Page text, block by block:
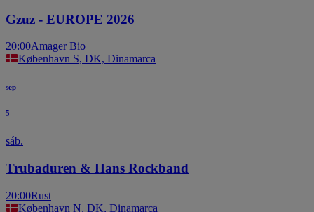
Gzuz - EUROPE 2026
20:00Amager Bio
København S, DK, Dinamarca
sep
5
sáb.
Trubaduren & Hans Rockband
20:00Rust
København N, DK, Dinamarca